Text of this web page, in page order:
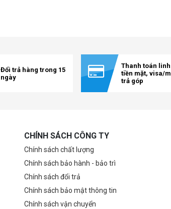
Đổi trả hàng trong 15
ngày
Thanh toán linh
tiền mặt, visa/
trả góp
CHÍNH SÁCH CÔNG TY
Chính sách chất lượng
Chính sách bảo hành - bảo trì
Chính sách đổi trả
Chính sách bảo mật thông tin
Chính sách vận chuyển